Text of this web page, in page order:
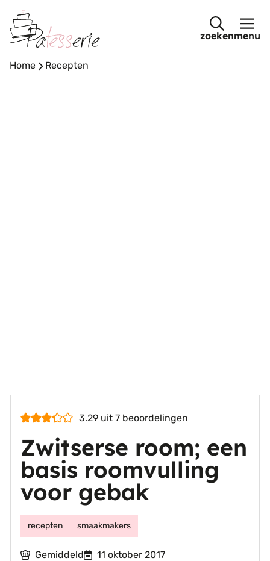
naar
de
menu
Home - Recepten
3.29 uit7 beoordelingen
Zwitserse room; een
basis roomvulling
voor gebak
recepten smaakmakers
Gemiddeld 11 oktober 2017